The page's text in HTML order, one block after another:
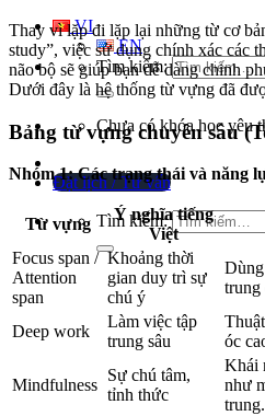
VI
EN
Tìm kiếm:
Chưa có khóa học yêu
Đặt lịch / Tư vấn
Tìm kiếm:
Thay vì lặp đi lặp lại những từ cơ
study”, việc sử dụng chính xác các
não bộ sẽ giúp bạn dễ dàng chinh
Dưới đây là hệ thống từ vựng đã
Bảng từ vựng chuyên sâu
Nhóm 1: Các trạng thái và năng
Từ vựng
Ý nghĩa tiếng
Việt
Focus span /
Attention
span
Khoảng thời
gian duy trì sự
chú ý
trung
Deep work
Làm việc tập
trung sâu
óc
Mindfulness
Sự chú tâm,
tỉnh thức
Khái
như
trung.